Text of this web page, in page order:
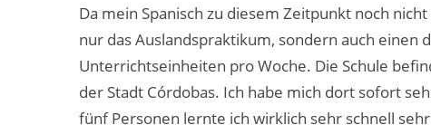
Da mein Spanisch zu diesem Zeitpunkt noch
nur das Auslandspraktikum, sondern auch einen
Unterrichtseinheiten pro Woche. Die Schule
der Stadt Córdobas. Ich habe mich dort sofort
fünf Personen lernte ich wirklich sehr schnell